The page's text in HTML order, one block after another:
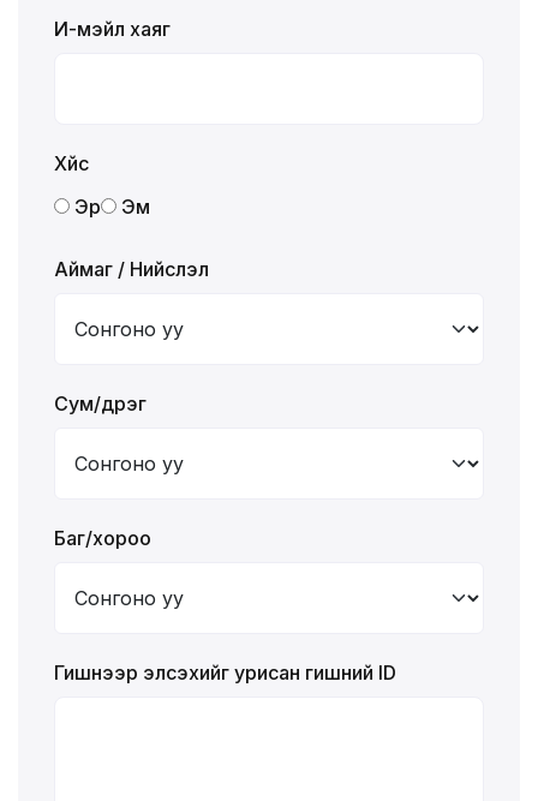
И-мэйл хаяг
Хүйс
Эр
Эм
Аймаг / Нийслэл
Сум/дүүрэг
Баг/хороо
Гишүүнээр элсэхийг урисан гишүүний ID